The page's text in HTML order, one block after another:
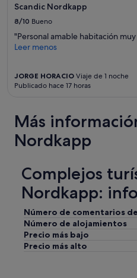
Scandic Nordkapp
8/10 Bueno
"Personal amable habitación
Leer menos
JORGE HORACIO Viaje de 1 noche
Publicado hace 17 horas
Más
Nordkapp
Complejos
Nordkapp:
Número de comentarios
Número de alojamientos
Precio más bajo
Precio más alto